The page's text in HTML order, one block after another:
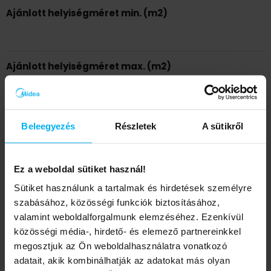
Beleegyezés Részletek A sütikről
Ez a weboldal sütiket használ!
Sütiket használunk a tartalmak és hirdetések személyre
szabásához, közösségi funkciók biztosításához,
valamint weboldalforgalmunk elemzéséhez. Ezenkívül
közösségi média-, hirdető- és elemező partnereinkkel
megosztjuk az Ön weboldalhasználatra vonatkozó
adatait, akik kombinálhatják az adatokat más olyan
Ajánlott helyiségméret min. (m2)
Ajánlott helyiségméret max. (m2)
Lábtávolság (mm)
Felvett névleges elektromos telj. (kW)
Fűtési működési tartomány minimum (°C)